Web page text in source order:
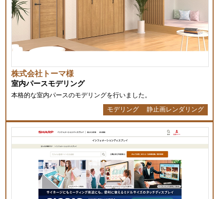
株式会社トーマ様
室内パースモデリング
本格的な室内パースのモデリングを行いました。
モデリング
静止画レンダリング